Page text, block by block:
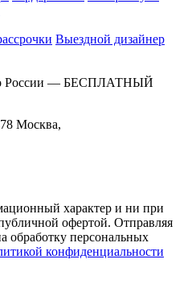
Выездной дизайнер
России — БЕСПЛАТНЫЙ
Москва,
характер и ни при
офертой. Отправляя
обработку персональных
конфиденциальности